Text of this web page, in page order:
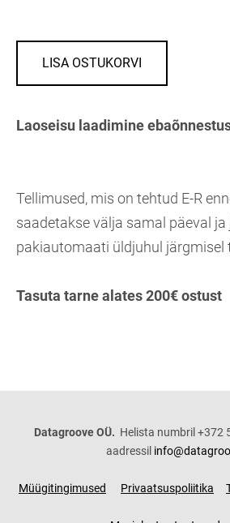
LISA OSTUKORVI
Laoseisu laadimine
Tellimused, mis on tehtud E-R
saadetakse välja samal päeval
pakiautomaati üldjuhul järgmisel
Tasuta tarne alates 200€ ostust
Datagroove OÜ. Helista numbril +372
aadressil
Müügitingimused Privaatsuspoliitika